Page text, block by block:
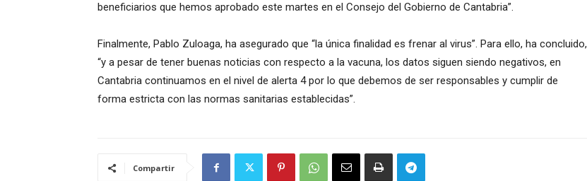
beneficiarios que hemos aprobado este martes en el Consejo del Gobierno de Cantabria”.
Finalmente, Pablo Zuloaga, ha asegurado que “la única finalidad es frenar al virus”. Para ello, ha concluido,
“y a pesar de tener buenas noticias con respecto a la vacuna, los datos siguen siendo negativos, en
Cantabria continuamos en el nivel de alerta 4 por lo que debemos de ser responsables y cumplir de
forma estricta con las normas sanitarias establecidas”.
Compartir